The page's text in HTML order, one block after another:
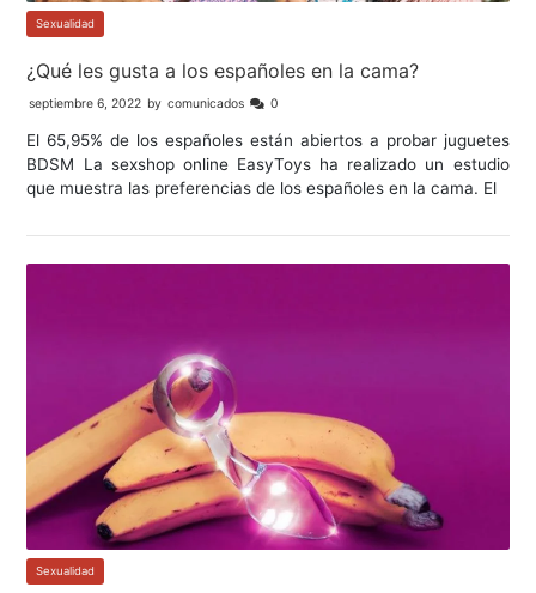
Sexualidad
¿Qué les gusta a los españoles en la cama?
septiembre 6, 2022 by comunicados 0
El 65,95% de los españoles están abiertos a probar juguetes
BDSM La sexshop online EasyToys ha realizado un estudio
que muestra las preferencias de los españoles en la cama. El
Sexualidad